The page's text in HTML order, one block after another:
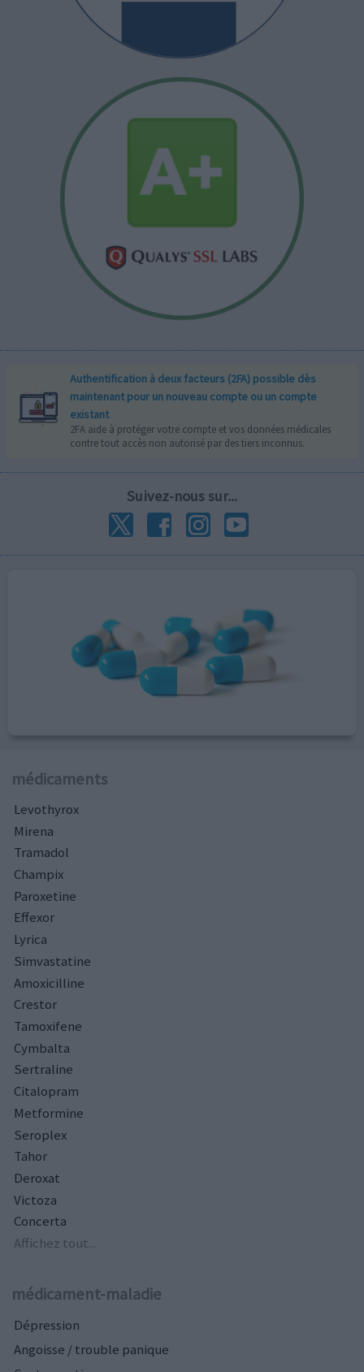
Authentification à deux facteurs (2FA) possible dès
maintenant pour un nouveau compte ou un compte
existant
2FA aide à protéger votre compte et vos données médicales
contre tout accès non autorisé par des tiers inconnus.
Suivez-nous sur...
médicaments
Levothyrox
Mirena
Tramadol
Champix
Paroxetine
Effexor
Lyrica
Simvastatine
Amoxicilline
Crestor
Tamoxifene
Cymbalta
Sertraline
Citalopram
Metformine
Seroplex
Tahor
Deroxat
Victoza
Concerta
Affichez tout...
médicament-maladie
Dépression
Angoisse / trouble panique